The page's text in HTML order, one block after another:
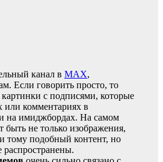
канал в MAX,
Если говорить просто, то
картинки с подписями, которые
или комментариях в
на имиджбордах. На самом
быть не только изображения,
тому подобный контент, но
распространены.